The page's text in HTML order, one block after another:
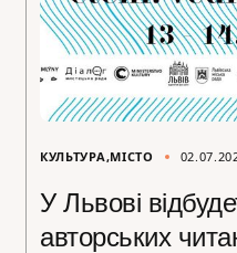
КУЛЬТУРА МІСТО
У Львові
авторських